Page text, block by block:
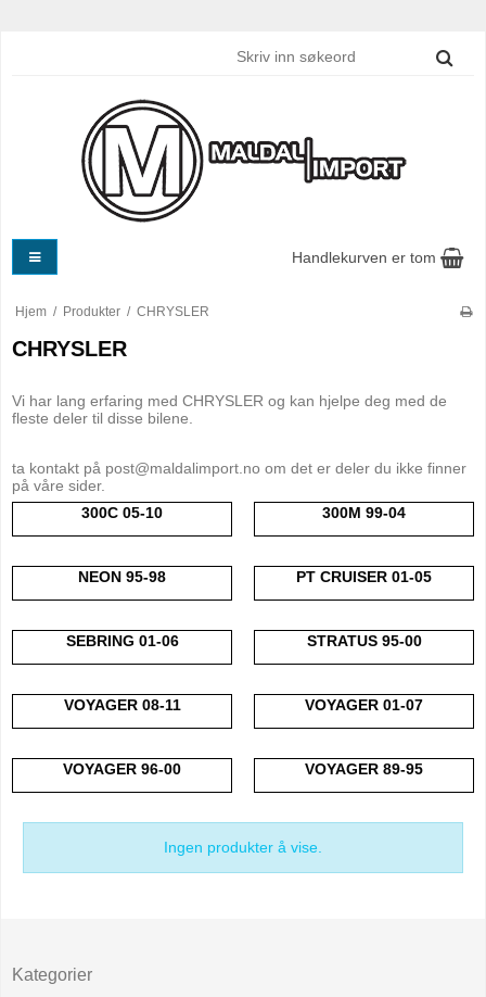
Handlekurven er tom
Hjem / Produkter / CHRYSLER
CHRYSLER
Vi har lang erfaring med CHRYSLER og kan hjelpe deg med de
fleste deler til disse bilene.
ta kontakt på post@maldalimport.no om det er deler du ikke finner
på våre sider.
300C 05-10
300M 99-04
NEON 95-98 PT CRUISER 01-05
SEBRING 01-06 STRATUS 95-00
VOYAGER 08-11 VOYAGER 01-07
VOYAGER 96-00 VOYAGER 89-95
Ingen produkter å vise.
Kategorier